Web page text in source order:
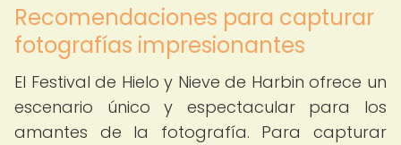
Recomendaciones para capturar
fotografías impresionantes
El Festival de Hielo y Nieve de Harbin ofrece un
escenario único y espectacular para los
amantes de la fotografía. Para capturar